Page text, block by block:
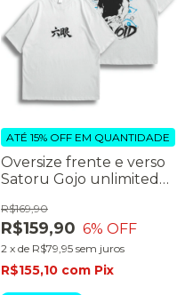
Oversize frente e verso
Satoru Gojo unlimited
R$159,90
R$169,90
6% OFF
2 x de R$79,95 sem juros
ATÉ 15% OFF EM QUANTIDADE
R$155,10 com Pix